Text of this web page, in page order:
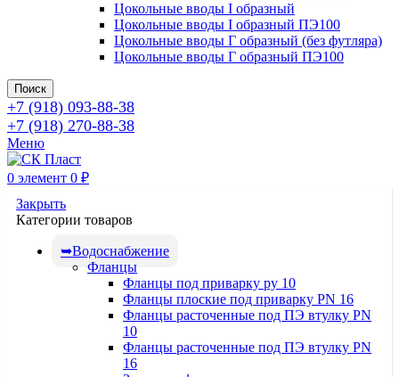
Цокольные вводы I образный
Цокольные вводы I образный ПЭ100
Цокольные вводы Г образный (без футляра)
Цокольные вводы Г образный ПЭ100
Поиск
+7 (918) 093-88-38
+7 (918) 270-88-38
Меню
0 элемент 0 ₽
Закрыть
Категории товаров
Водоснабжение
Фланцы
Фланцы под приварку ру 10
Фланцы плоские под приварку PN 16
Фланцы расточенные под ПЭ втулку PN
10
Фланцы расточенные под ПЭ втулку PN
16